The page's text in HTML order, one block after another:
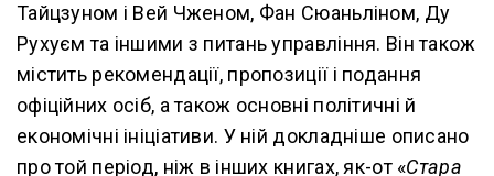
Тайцзуном і Вей Чженом, Фан Сюаньліном, Ду
Рухуєм та іншими з питань управління. Він також
містить рекомендації, пропозиції і подання
офіційних осіб, а також основні політичні й
економічні ініціативи. У ній докладніше описано
про той період, ніж в інших книгах, як-от «Стара